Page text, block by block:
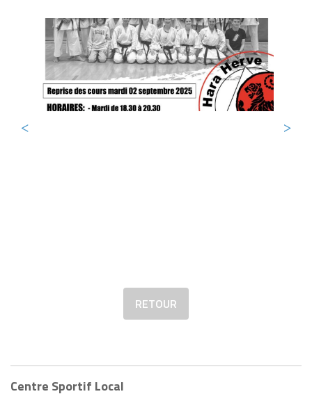
RETOUR
Centre Sportif Local